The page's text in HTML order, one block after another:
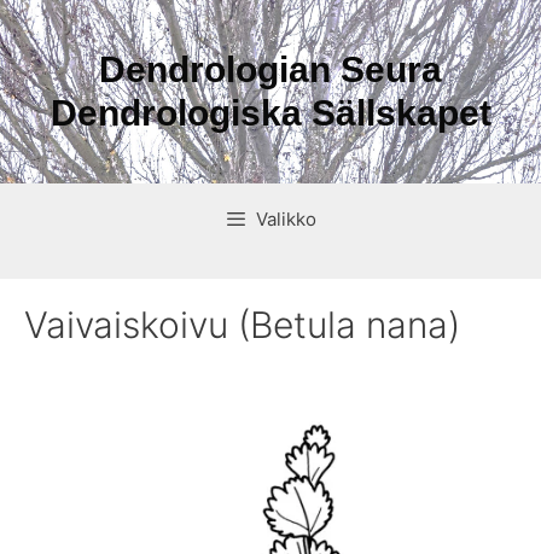
Siirry
sisältöön
Dendrologian Seura
Dendrologiska Sällskapet
Valikko
Vaivaiskoivu (Betula nana)